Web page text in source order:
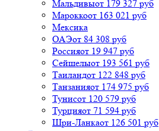
Мальдивыот 179 327 руб
Мароккоот 163 021 руб
Мексика
ОАЭот 84 308 руб
Россияот 19 947 руб
Сейшелыот 193 561 руб
Таиландот 122 848 руб
Танзанияот 174 975 руб
Тунисот 120 579 руб
Турцияот 71 594 руб
Шри-Ланкаот 126 501 руб